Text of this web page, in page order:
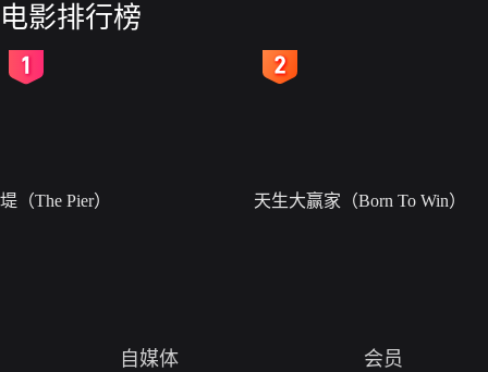
电影排行榜
堤（The Pier） 天生大赢家（Born To Win）
自媒体 会员